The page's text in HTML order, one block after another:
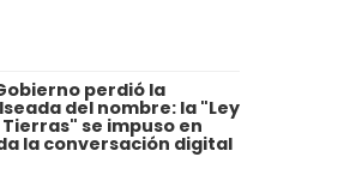
perdió la
del nombre: la "Ley
se impuso en
la conversación digital